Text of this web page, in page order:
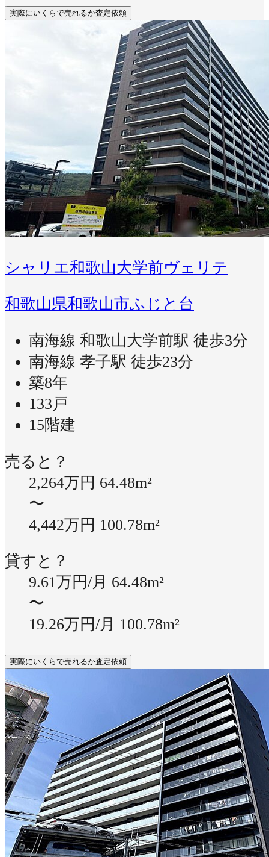
実際にいくらで売れるか査定依頼
シャリエ和歌山大学前ヴェリテ
和歌山県和歌山市ふじと台
南海線 和歌山大学前駅 徒歩3分
南海線 孝子駅 徒歩23分
築8年
133戸
15階建
売ると？
2,264万円 64.48m²
〜
4,442万円 100.78m²
貸すと？
9.61万円/月 64.48m²
〜
19.26万円/月 100.78m²
実際にいくらで売れるか査定依頼